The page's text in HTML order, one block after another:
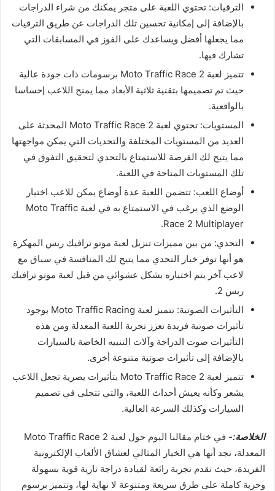
الترقيات: تحتوي اللعبة على متجر يمكنك من شراء الدراجات
بالإضافة إلى إمكانية تحسين تلك الدراجات عن طريق الترقيات
مما يجعلها أفضل ويساعدك على الفوز في المسابقات التي
تشارك فيها.
تتميز لعبة Moto Traffic Race 2 برسومات ذات جودة عالية
حيث تم تصميمها بتقنية ثلاثية الأبعاد مما يمنح اللاعب إحساسا
بالواقعية.
المستويات: تحتوي لعبة Moto Traffic Race 2 المحدثة على
العديد من المستويات المختلفة والتحديات التي يمكن مواجهتها
مما يتيح لك الفرصة للاستمتاع بالتحدي لتحقيق التفوق في
تلك المستويات المتاحة في اللعبة.
أوضاع اللعب: تتضمن اللعبة عدة أوضاع يمكن للاعب اختيار
الوضع الذي يرغب في الاستمتاع به في لعبة Moto Traffic
Race 2 Multiplayer.
التحدي: من بين مميزات تنزيل لعبة موتو ترافيك ريس المهكرة
هو أنها توفر خيار التحدي مما يتيح لك المنافسة في سباق مع
لاعب آخر يتم اختياره بشكل عشوائي من قبل لعبة موتو ترافيك
ريس 2.
التأثيرات الصوتية: تتميز لعبة Moto Traffic Racing بوجود
تأثيرات صوتية فريدة تعزز تجربة اللعبة المعدلة ومن هذه
التأثيرات صوت الدراجة وآلات التنبيه الخاصة بالسيارات
بالإضافة إلى تأثيرات صوتية متنوعة أخرى.
تتميز لعبة Moto Traffic Race 2 بتأثيرات بصرية تجعل اللاعب
يشعر وكأنه يعيش أحداث اللعبة، والتي تتجلى في تصميم
السيارات وكذلك السرعة العالية.
الخلاصة:-
في ختام مقالنا اليوم حول لعبة Moto Traffic Race 2
المعدلة، نجد أنها هي الخيار المثالي لعشاق الألعاب الإلكترونية
الفريدة، حيث تقدم تجربة رائعة لقيادة دراجة نارية قوية بسهولة
وحرية كاملة على طرق سريعة ومتنوعة لا نهاية لها، وتتميز برسوم